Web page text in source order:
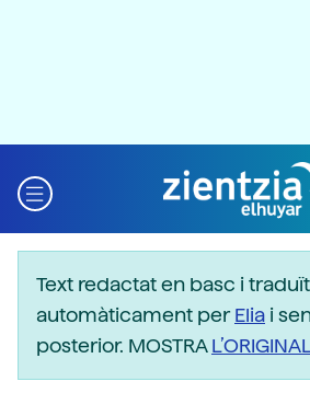
Text redactat en basc i traduït
automàticament perElia i
posterior. MOSTRA